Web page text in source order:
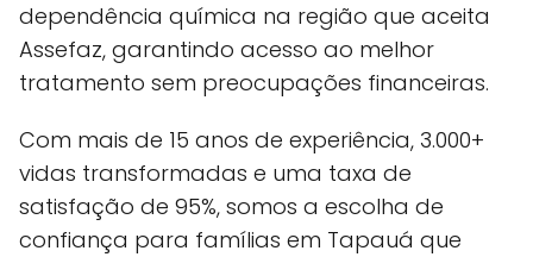
dependência química na região que aceita
Assefaz, garantindo acesso ao melhor
tratamento sem preocupações financeiras.
Com mais de 15 anos de experiência, 3.000+
vidas transformadas e uma taxa de
satisfação de 95%, somos a escolha de
confiança para famílias em Tapauá que